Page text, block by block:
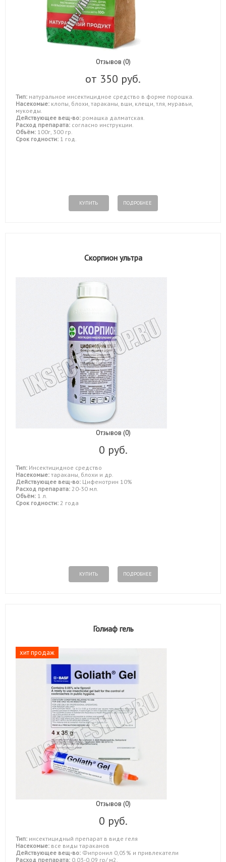
Отзывов (0)
от 350 руб.
Тип: натуральное инсектицидное средство в форме порошка.
Насекомые: клопы, блохи, тараканы, вши, клещи, тля, муравьи,
мукоеды.
Действующее вещ-во: ромашка далматская.
Расход препарата: согласно инструкции.
Объём: 100г, 300 гр.
Срок годности: 1 год.
КУПИТЬ ПОДРОБНЕЕ
Скорпион ультра
Отзывов (0)
0 руб.
Тип: Инсектицидное средство
Насекомые: тараканы, блохи и др.
Действующее вещ-во: Цифенотрин 10%
Расход препарата: 20-30 мл.
Объём: 1 л.
Срок годности: 2 года
КУПИТЬ ПОДРОБНЕЕ
Голиаф гель
хит продаж
Отзывов (0)
0 руб.
Тип: инсектицидный препарат в виде геля
Насекомые: все виды тараканов
Действующее вещ-во: Фипронил 0,05% и привлекатели
Расход препарата: 0,03-0,09 гр/ м2.